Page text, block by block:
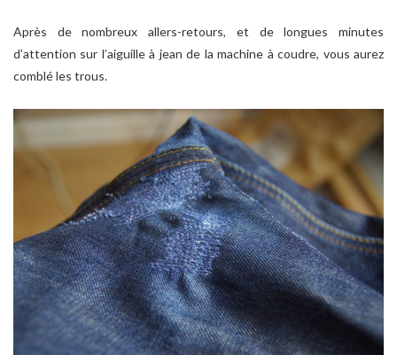
Après de nombreux allers-retours, et de longues minutes
d’attention sur l’aiguille à jean de la machine à coudre, vous aurez
comblé les trous.